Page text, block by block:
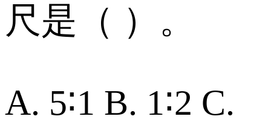
尺是（ ）。
A. 5∶1 B. 1∶2 C.